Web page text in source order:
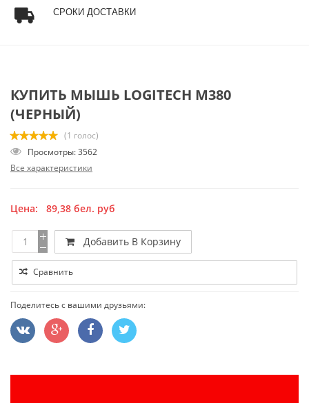
СРОКИ ДОСТАВКИ
КУПИТЬ МЫШЬ LOGITECH M380
(ЧЕРНЫЙ)
(1 голос)
Просмотры: 3562
Все характеристики
Цена: 89,38 бел. руб
Добавить В Корзину
Сравнить
Поделитесь с вашими друзьями: